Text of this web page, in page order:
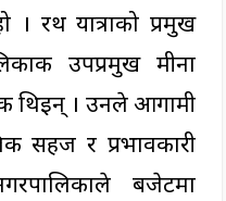
। रथ यात्राको प्रमुख
उपप्रमुख मीना
थिइन् । उनले आगामी
सहज र प्रभावकारी
बजेटमा